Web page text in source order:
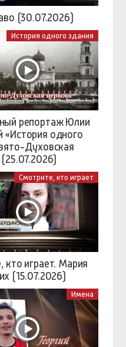
В ОАЭ произошло
жестокое убийство
(30.07.2026)
История одного здания
репортаж Юлии
«История одного
Духовская
Смотрите, кто играет
кто играет. Мария
(15.07.2026)
Имена